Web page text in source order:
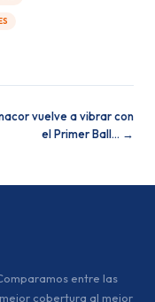
vuelve a vibrar con
el Pri­mer Ball… →
entre las
cobertura al mejor